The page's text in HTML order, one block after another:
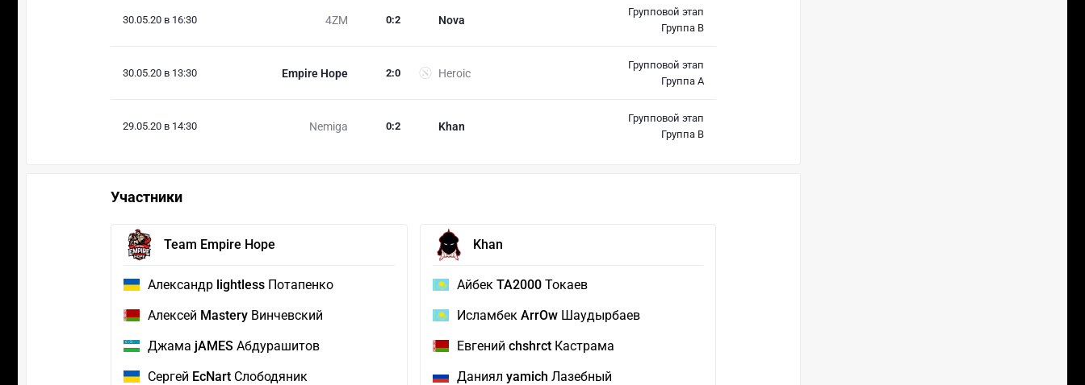
30.05.20 в 16:30 4ZM Nova
0:2
Групповой этап
Группа B
30.05.20 в 13:30 Empire Hope Heroic
2:0
Групповой этап
Группа A
29.05.20 в 14:30 Nemiga Khan
0:2
Групповой этап
Группа B
Участники
Team Empire Hope
Александр lightless Потапенко
Алексей Mastery Винчевский
Джама jAMES Абдурашитов
Сергей EcNart Слободяник
Khan
Айбек TA2000Токаев
Исламбек ArrOwШаудырбаев
Евгений chshrctКастрама
Даниял yamich Лазебный